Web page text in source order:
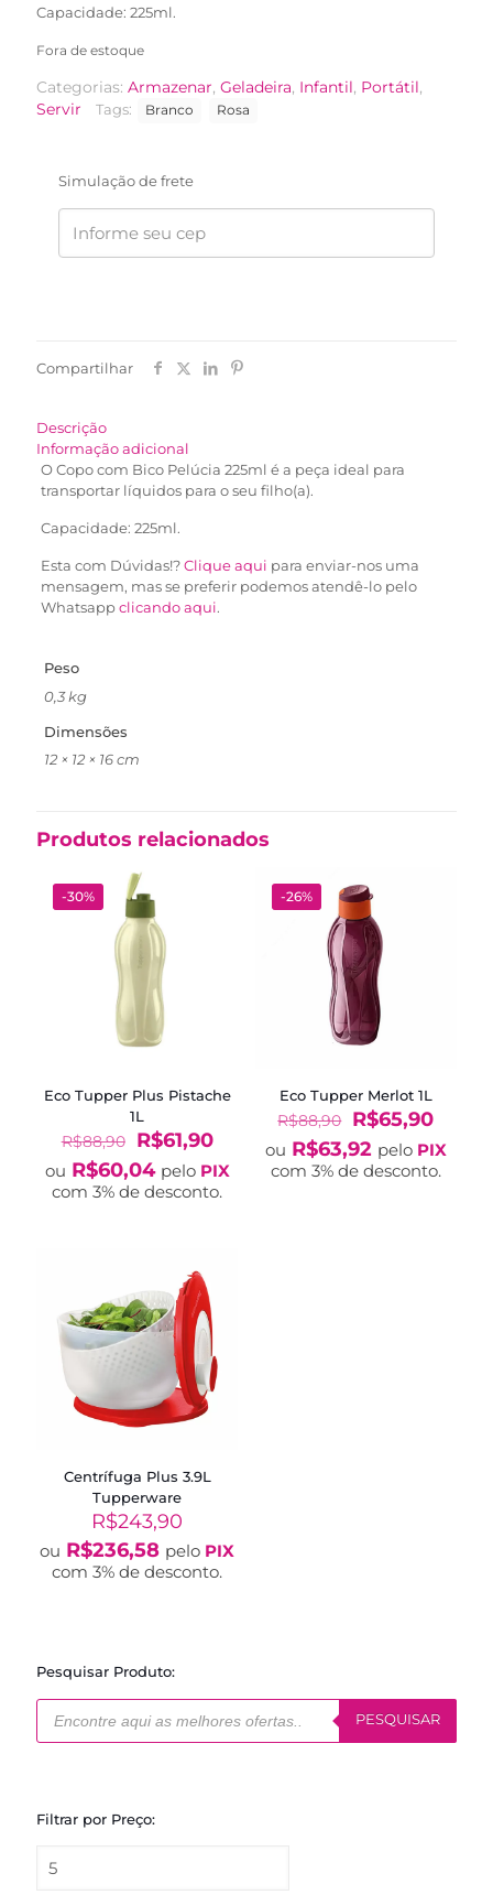
Capacidade: 225ml.
Fora de estoque
Categorias: Armazenar, Geladeira, Infantil, Portátil,
Servir
Tags: Branco Rosa
Simulação de frete
Compartilhar
Descrição
Informação adicional
O Copo com Bico Pelúcia 225ml é a peça ideal para
transportar líquidos para o seu filho(a).
Capacidade: 225ml.
Esta com Dúvidas!?Clique aqui para enviar-nos uma
mensagem, mas se preferir podemos atendê-lo pelo
Whatsappclicando aqui.
Peso
0,3 kg
Dimensões
12 × 12 × 16 cm
Produtos relacionados
-30%
Eco Tupper Plus Pistache
1L
R$88,90
O
preço
original
era:
R$61,90O
preço
atual
é:
ou R$60,04 pelo PIX
com 3% de desconto.
-26%
Eco Tupper Merlot 1L
R$88,90 O
preço
original
era:
R$65,90O
preço
atual
é:
ou R$63,92 pelo PIX
com 3% de desconto.
Centrífuga Plus 3.9L
Tupperware
R$243,90
ou R$236,58 pelo PIX
com 3% de desconto.
Pesquisar Produto:
Pesquisar
produtos
PESQUISAR
Filtrar por Preço: